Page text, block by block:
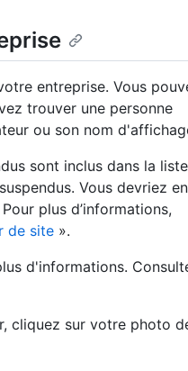
entreprise. Vous
trouver une personne
ou son nom
sont inclus dans la
Vous devriez
plus d’informations,
de site ».
d'informations.
cliquez sur votre photo